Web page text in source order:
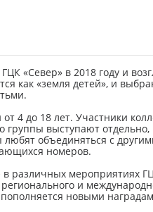
«Север» в 2018 году и
как «земля детей», и
4 до 18 лет. Участники
выступают отдельно,
объединяться с
номеров.
в различных мероприятиях
регионального и
новыми